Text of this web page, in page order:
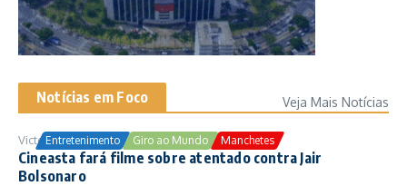
Notícias em Foco Veja Mais Notícias
Entretenimento Giro ao Mundo Manchetes
Victor Samuel 24/10/2025
Cineasta fará filme sobre atentado contra Jair
Bolsonaro